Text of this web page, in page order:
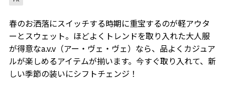
春のお洒落にスイッチする時期に重宝するのが軽アウタ
ーとスウェット。ほどよくトレンドを取り入れた大人服
が得意なa.v.v（アー・ヴェ・ヴェ）なら、品よくカジュア
ルが楽しめるアイテムが揃います。今すぐ取り入れて、新
しい季節の装いにシフトチェンジ！